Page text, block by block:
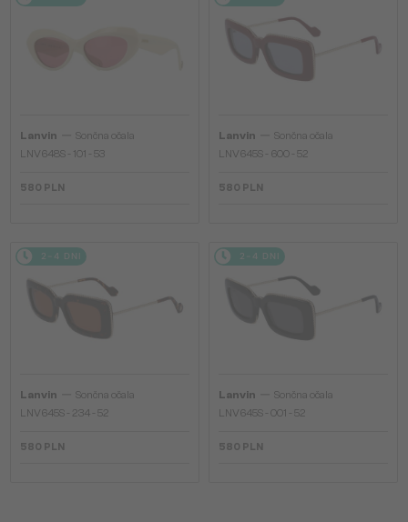
Lanvin
Sončna očala
LNV648S - 101 - 53
580 PLN
Lanvin
Sončna očala
LNV645S - 600 - 52
580 PLN
2-4 DNI
Lanvin
Sončna očala
LNV645S - 234 - 52
580 PLN
2-4 DNI
Lanvin
Sončna očala
LNV645S - 001 - 52
580 PLN